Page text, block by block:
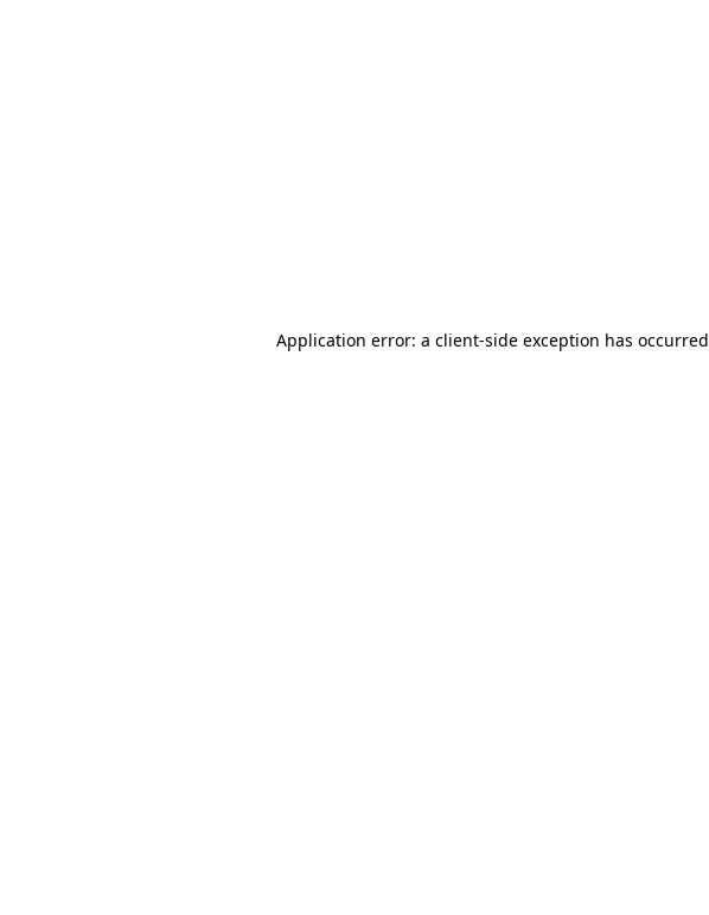
Application error: a client-side exception has occurred